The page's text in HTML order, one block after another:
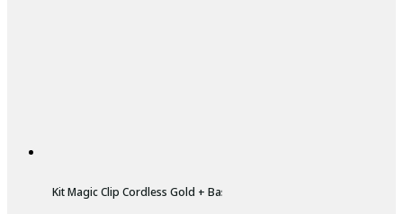
Kit Magic Clip Cordless Gold + Base Carregadora Wahl